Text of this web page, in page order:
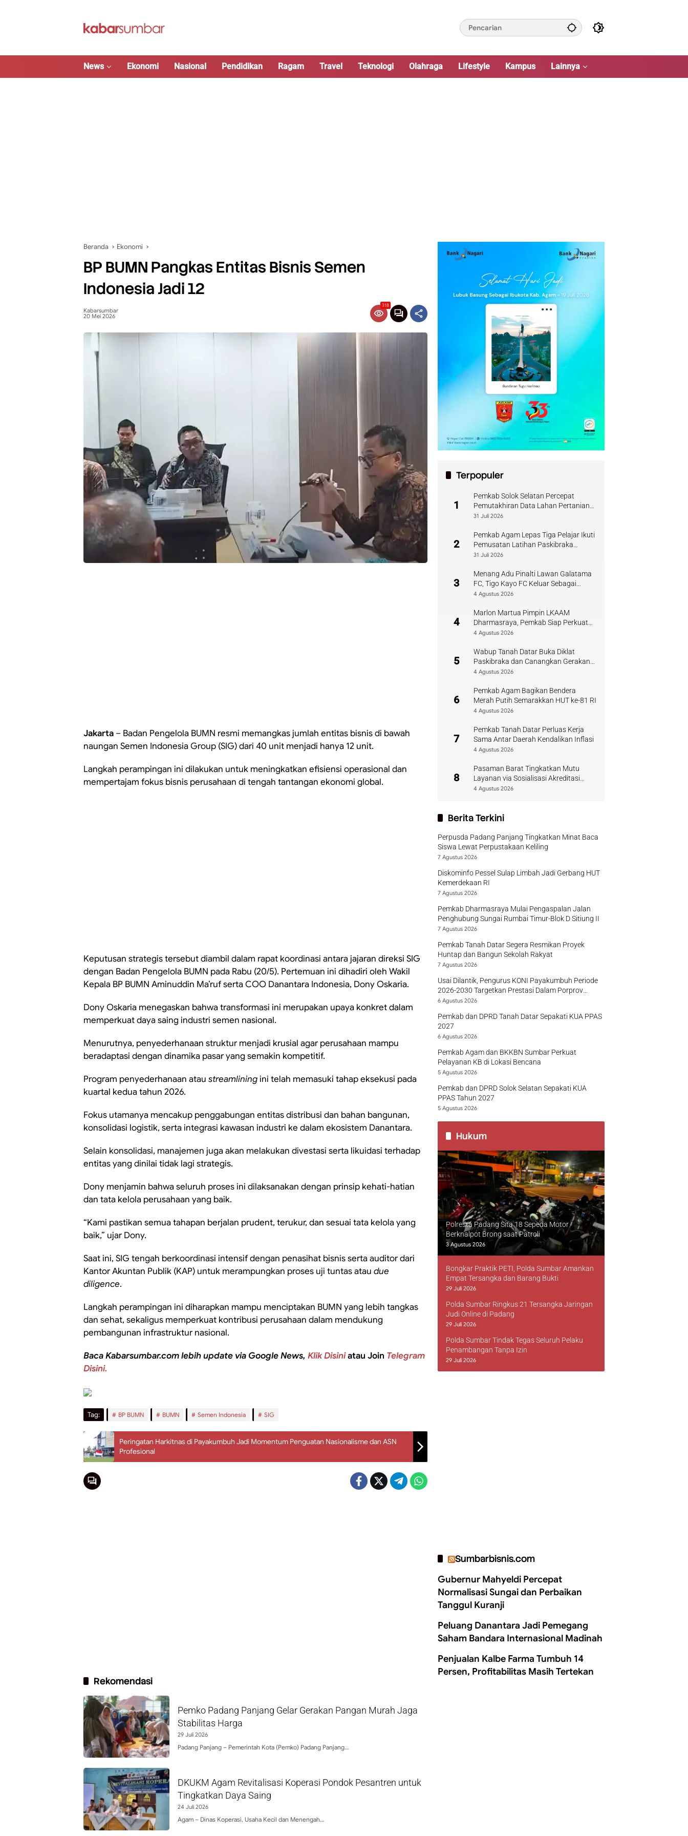
News Ekonomi Nasional Pendidikan Ragam Travel Teknologi Olahraga Lifestyle Kampus Lainnya
Beranda Ekonomi
BP BUMN Pangkas Entitas Bisnis Semen
Indonesia Jadi 12
Kabarsumbar
20 Mei 2026
318
Jakarta – Badan Pengelola BUMN resmi memangkas jumlah entitas bisnis di bawah
naungan Semen Indonesia Group (SIG) dari 40 unit menjadi hanya 12 unit.
Langkah perampingan ini dilakukan untuk meningkatkan efisiensi operasional dan
mempertajam fokus bisnis perusahaan di tengah tantangan ekonomi global.
Keputusan strategis tersebut diambil dalam rapat koordinasi antara jajaran direksi SIG
dengan Badan Pengelola BUMN pada Rabu (20/5). Pertemuan ini dihadiri oleh Wakil
Kepala BP BUMN Aminuddin Ma’ruf serta COO Danantara Indonesia, Dony Oskaria.
Dony Oskaria menegaskan bahwa transformasi ini merupakan upaya konkret dalam
memperkuat daya saing industri semen nasional.
Menurutnya, penyederhanaan struktur menjadi krusial agar perusahaan mampu
beradaptasi dengan dinamika pasar yang semakin kompetitif.
Program penyederhanaan atau streamliningini telah memasuki tahap eksekusi pada
kuartal kedua tahun 2026.
Fokus utamanya mencakup penggabungan entitas distribusi dan bahan bangunan,
konsolidasi logistik, serta integrasi kawasan industri ke dalam ekosistem Danantara.
Selain konsolidasi, manajemen juga akan melakukan divestasi serta likuidasi terhadap
entitas yang dinilai tidak lagi strategis.
Dony menjamin bahwa seluruh proses ini dilaksanakan dengan prinsip kehati-hatian
dan tata kelola perusahaan yang baik.
“Kami pastikan semua tahapan berjalan prudent, terukur, dan sesuai tata kelola yang
baik,” ujar Dony.
Saat ini, SIG tengah berkoordinasi intensif dengan penasihat bisnis serta auditor dari
Kantor Akuntan Publik (KAP) untuk merampungkan proses uji tuntas atau due
diligence.
Langkah perampingan ini diharapkan mampu menciptakan BUMN yang lebih tangkas
dan sehat, sekaligus memperkuat kontribusi perusahaan dalam mendukung
pembangunan infrastruktur nasional.
Baca Kabarsumbar.com lebih update via Google News, Klik Disiniatau Join Telegram
Disini.
Tag: BP BUMN BUMN Semen Indonesia SIG
Peringatan Harkitnas di Payakumbuh Jadi Momentum Penguatan Nasionalisme dan ASN
Profesional
Rekomendasi
Pemko Padang Panjang Gelar Gerakan Pangan Murah Jaga
Stabilitas Harga
29 Juli 2026
Padang Panjang – Pemerintah Kota (Pemko) Padang Panjang…
DKUKM Agam Revitalisasi Koperasi Pondok Pesantren untuk
Tingkatkan Daya Saing
24 Juli 2026
Agam – Dinas Koperasi, Usaha Kecil dan Menengah…
Terpopuler
1
Pemkab Solok Selatan Percepat
Pemutakhiran Data Lahan Pertanian
Pangan Berkelanjutan
31 Juli 2026
2
Pemkab Agam Lepas Tiga Pelajar Ikuti
Pemusatan Latihan Paskibraka
Sumbar
31 Juli 2026
3
Menang Adu Pinalti Lawan Galatama
FC, Tigo Kayo FC Keluar Sebagai
Juara Piala Walikota Payakumbuh
4 Agustus 2026
4
Marlon Martua Pimpin LKAAM
Dharmasraya, Pemkab Siap Perkuat
Sinergi Adat
4 Agustus 2026
5
Wabup Tanah Datar Buka Diklat
Paskibraka dan Canangkan Gerakan
Bendera
4 Agustus 2026
6
Pemkab Agam Bagikan Bendera
Merah Putih Semarakkan HUT ke-81 RI
4 Agustus 2026
7
Pemkab Tanah Datar Perluas Kerja
Sama Antar Daerah Kendalikan Inflasi
4 Agustus 2026
8
Pasaman Barat Tingkatkan Mutu
Layanan via Sosialisasi Akreditasi
Perpustakaan 2026
4 Agustus 2026
Berita Terkini
Perpusda Padang Panjang Tingkatkan Minat Baca
Siswa Lewat Perpustakaan Keliling
7 Agustus 2026
Diskominfo Pessel Sulap Limbah Jadi Gerbang HUT
Kemerdekaan RI
7 Agustus 2026
Pemkab Dharmasraya Mulai Pengaspalan Jalan
Penghubung Sungai Rumbai Timur-Blok D Sitiung II
7 Agustus 2026
Pemkab Tanah Datar Segera Resmikan Proyek
Huntap dan Bangun Sekolah Rakyat
7 Agustus 2026
Usai Dilantik, Pengurus KONI Payakumbuh Periode
2026-2030 Targetkan Prestasi Dalam Porprov
Sumbar
6 Agustus 2026
Pemkab dan DPRD Tanah Datar Sepakati KUA PPAS
2027
6 Agustus 2026
Pemkab Agam dan BKKBN Sumbar Perkuat
Pelayanan KB di Lokasi Bencana
5 Agustus 2026
Pemkab dan DPRD Solok Selatan Sepakati KUA
PPAS Tahun 2027
5 Agustus 2026
Hukum
Polresta Padang Sita 18 Sepeda Motor
Berknalpot Brong saat Patroli
3 Agustus 2026
Bongkar Praktik PETI, Polda Sumbar Amankan
Empat Tersangka dan Barang Bukti
29 Juli 2026
Polda Sumbar Ringkus 21 Tersangka Jaringan
Judi Online di Padang
29 Juli 2026
Polda Sumbar Tindak Tegas Seluruh Pelaku
Penambangan Tanpa Izin
29 Juli 2026
Sumbarbisnis.com
Gubernur Mahyeldi Percepat
Normalisasi Sungai dan Perbaikan
Tanggul Kuranji
Peluang Danantara Jadi Pemegang
Saham Bandara Internasional Madinah
Penjualan Kalbe Farma Tumbuh 14
Persen, Profitabilitas Masih Tertekan